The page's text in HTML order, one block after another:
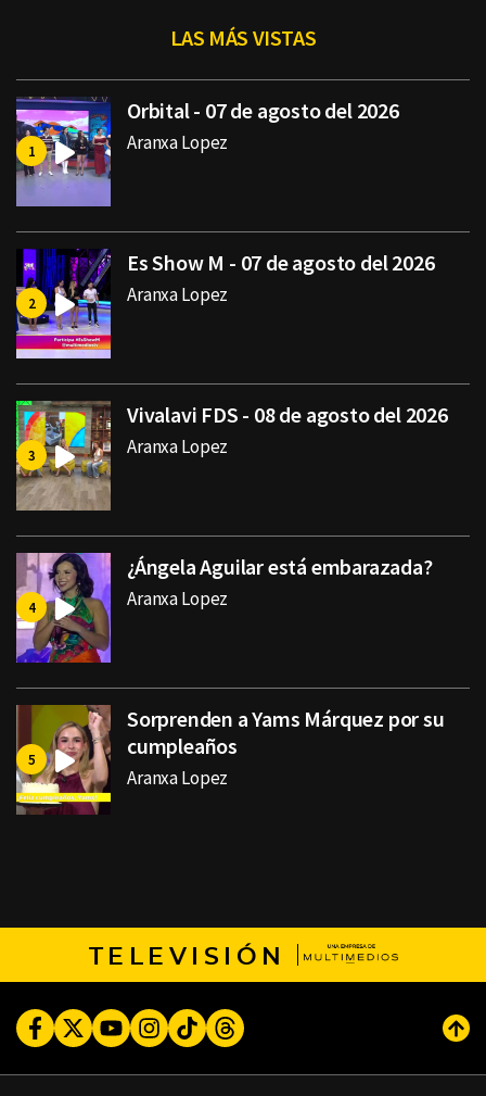
LAS MÁS VISTAS
Orbital - 07 de agosto del 2026
Aranxa Lopez
Es Show M - 07 de agosto del 2026
Aranxa Lopez
Vivalavi FDS - 08 de agosto del 2026
Aranxa Lopez
¿Ángela Aguilar está embarazada?
Aranxa Lopez
Sorprenden a Yams Márquez por su
cumpleaños
Aranxa Lopez
TELEVISIÓN
FacebookTwitterYoutubeInstagram
TikTokThreads